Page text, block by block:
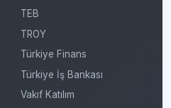
TEB
TROY
Türkiye Finans
Türkiye İş Bankası
Vakıf Katılım